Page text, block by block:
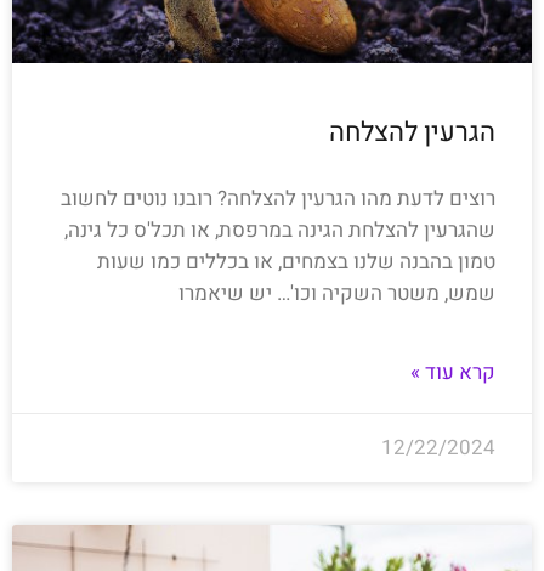
הגרעין להצלחה
רוצים לדעת מהו הגרעין להצלחה? רובנו נוטים לחשוב
שהגרעין להצלחת הגינה במרפסת, או תכל'ס כל גינה,
טמון בהבנה שלנו בצמחים, או בכללים כמו שעות
שמש, משטר השקיה וכו'… יש שיאמרו
קרא עוד »
12/22/2024